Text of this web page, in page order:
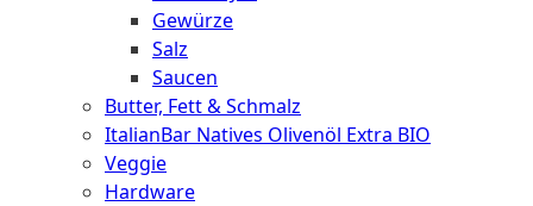
Gewürze
Salz
Saucen
Butter, Fett & Schmalz
ItalianBar Natives Olivenöl Extra BIO
Veggie
Hardware